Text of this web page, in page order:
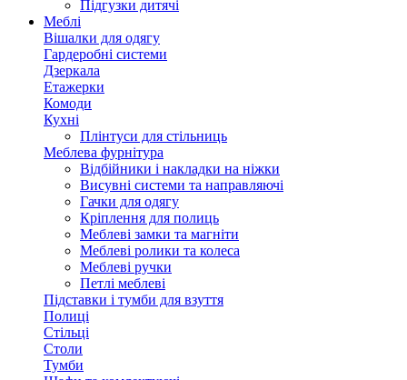
Підгузки дитячі
Меблі
Вішалки для одягу
Гардеробні системи
Дзеркала
Етажерки
Комоди
Кухні
Плінтуси для стільниць
Меблева фурнітура
Відбійники і накладки на ніжки
Висувні системи та направляючі
Гачки для одягу
Кріплення для полиць
Меблеві замки та магніти
Меблеві ролики та колеса
Меблеві ручки
Петлі меблеві
Підставки і тумби для взуття
Полиці
Стільці
Столи
Тумби